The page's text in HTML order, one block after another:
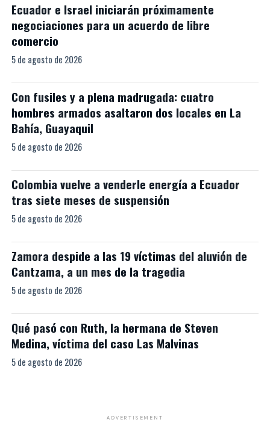
Ecuador e Israel iniciarán próximamente
negociaciones para un acuerdo de libre
comercio
5 de agosto de 2026
Con fusiles y a plena madrugada: cuatro
hombres armados asaltaron dos locales en La
Bahía, Guayaquil
5 de agosto de 2026
Colombia vuelve a venderle energía a Ecuador
tras siete meses de suspensión
5 de agosto de 2026
Zamora despide a las 19 víctimas del aluvión de
Cantzama, a un mes de la tragedia
5 de agosto de 2026
Qué pasó con Ruth, la hermana de Steven
Medina, víctima del caso Las Malvinas
5 de agosto de 2026
ADVERTISEMENT